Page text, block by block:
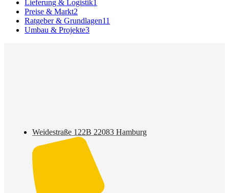
Lieferung & Logistik1
Preise & Markt2
Ratgeber & Grundlagen11
Umbau & Projekte3
Weidestraße 122B 22083 Hamburg